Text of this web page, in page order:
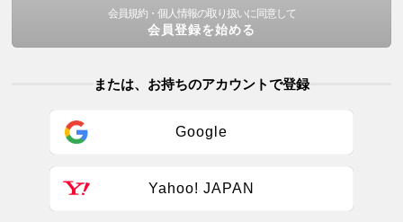
会員規約・個人情報の取り扱いに同意して
会員登録を始める
または、お持ちのアカウントで登録
Google
Yahoo! JAPAN